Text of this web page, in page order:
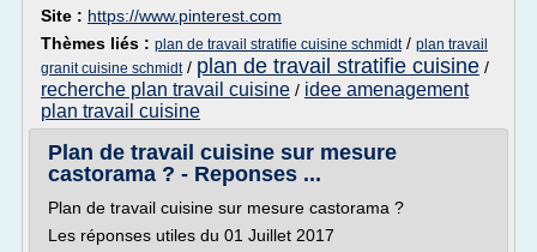
Site : https://www.pinterest.com
Thèmes liés : plan de travail stratifie cuisine schmidt/ plan travail
granit cuisine schmidt/ plan de travail stratifie cuisine /
recherche plan travail cuisine / idee amenagement
plan travail cuisine
Plan de travail cuisine sur mesure
castorama ? - Reponses ...
Plan de travail cuisine sur mesure castorama ?
Les réponses utiles du 01 Juillet 2017